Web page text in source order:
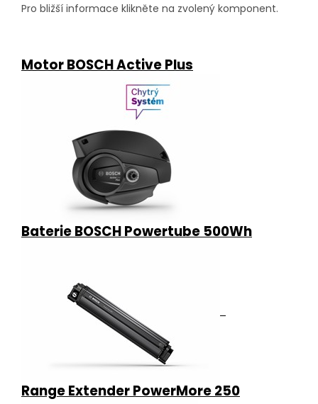
Pro bližší informace klikněte na zvolený komponent.
Motor BOSCHActive Plus
Baterie BOSCH Powertube 500Wh
Range Extender PowerMore 250